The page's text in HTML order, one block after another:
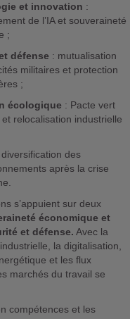
et innovation :
de l’IA et souveraineté
;
défense : mutualisation
militaires et protection
;
écologique : Pacte vert
relocalisation industrielle
diversification des
après la crise
s’appuient sur deux
économique et
et défense. Avec la
la digitalisation,
et les flux
marchés du travail se
compétences et les